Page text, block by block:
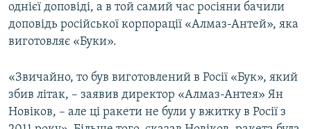
однієї доповіді, а в той самий час росіяни бачили
доповідь російської корпорації «Алмаз-Антей», яка
виготовляє «Буки».
«Звичайно, то був виготовлений в Росії «Бук», який
збив літак, – заявив директор «Алмаз-Антея» Ян
Новіков, – але ці ракети не були у вжитку в Росії з